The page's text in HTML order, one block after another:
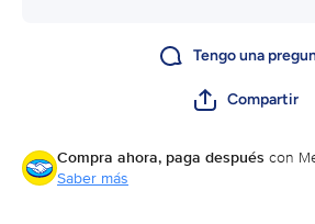
Tengo una
Compartir
Compra ahora, paga después con
Saber más